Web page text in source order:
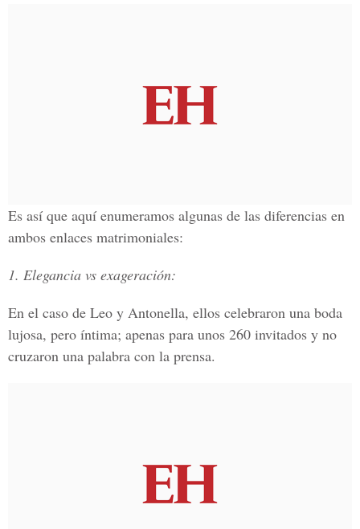
Es así que aquí enumeramos algunas de las diferencias en
ambos enlaces matrimoniales:
1. Elegancia vs exageración:
En el caso de Leo y Antonella, ellos celebraron una boda
lujosa, pero íntima; apenas para unos 260 invitados y no
cruzaron una palabra con la prensa.